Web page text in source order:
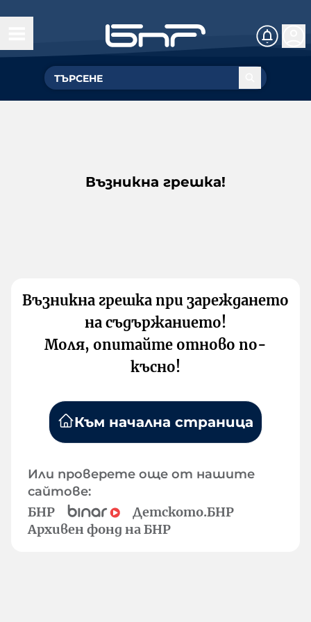
Възникна грешка!
Възникна грешка при зареждането
на съдържанието!
Моля, опитайте отново по-
късно!
Към начална страница
Или проверете още от нашите
сайтове:
БНР
Детското.БНР
Архивен фонд на БНР